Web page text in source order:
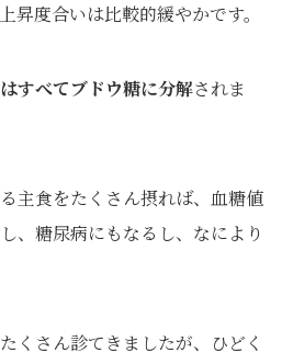
昇度合いは比較的緩やかです。
すべてブドウ糖に分解されま
主食をたくさん摂れば、血糖値
、糖尿病にもなるし、なにより
くさん診てきましたが、ひどく